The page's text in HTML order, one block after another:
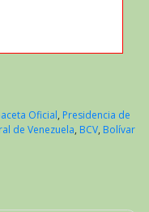
Oficial, Presidencia de
de Venezuela, BCV, Bolívar